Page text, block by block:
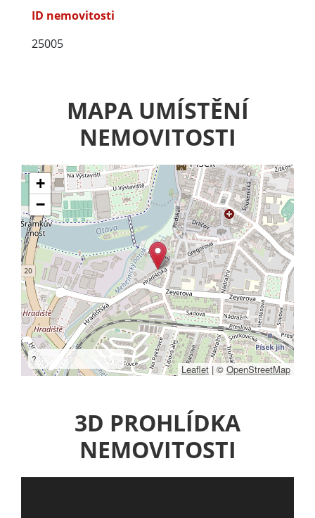
ID nemovitosti
25005
MAPA UMÍSTĚNÍ
NEMOVITOSTI
+
−
?
Leaflet | © OpenStreetMap
3D PROHLÍDKA
NEMOVITOSTI